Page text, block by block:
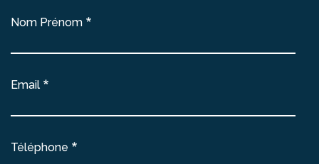
Nom Prénom
Email
Téléphone